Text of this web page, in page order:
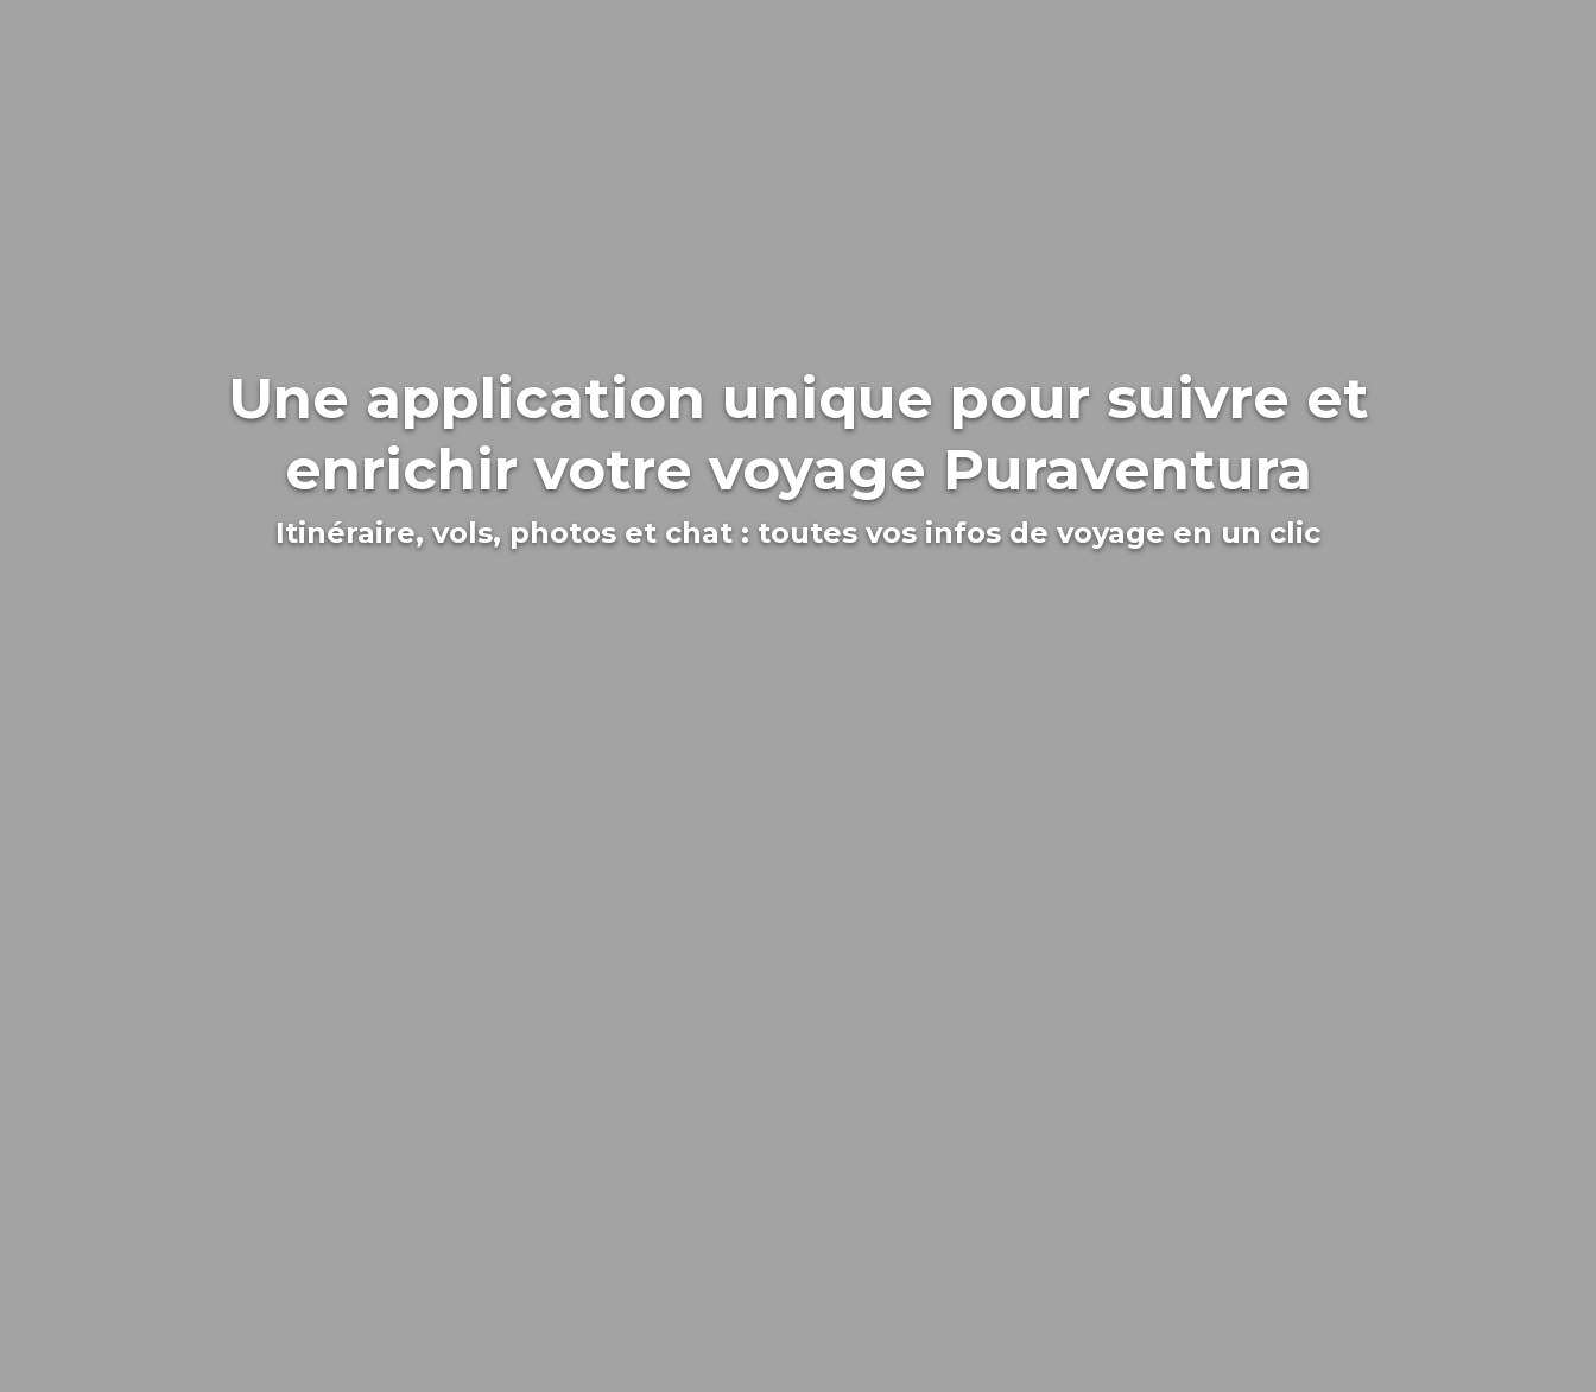
Une application unique pour suivre et
enrichir votre voyage Puraventura
Itinéraire, vols, photos et chat : toutes vos infos de voyage en un clic